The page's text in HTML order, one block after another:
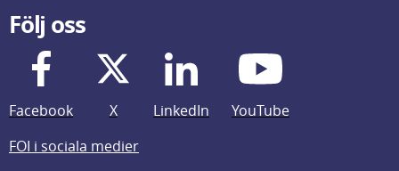
Följ oss
Facebook X LinkedIn
YouTube
FOI i sociala medier